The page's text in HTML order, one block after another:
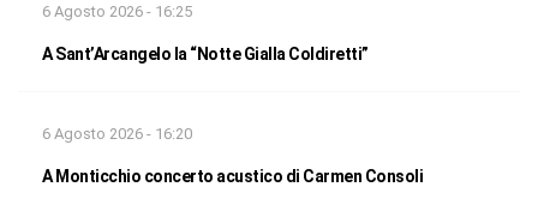
6 Agosto 2026 - 16:25
A Sant’Arcangelo la “Notte Gialla Coldiretti”
6 Agosto 2026 - 16:20
A Monticchio concerto acustico di Carmen Consoli